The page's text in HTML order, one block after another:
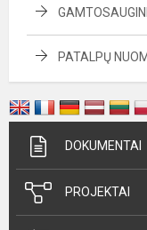
PATALPŲ
DOKUMENTAI
PROJEKTAI